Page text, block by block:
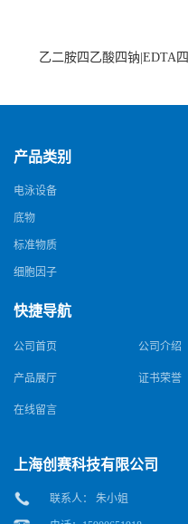
乙二胺四乙酸四钠|EDTA四
产品类别
电泳设备
底物
标准物质
细胞因子
快捷导航
公司首页 公司介绍
产品展厅 证书荣誉
在线留言
上海创赛科技有限公司
联系人： 朱小姐